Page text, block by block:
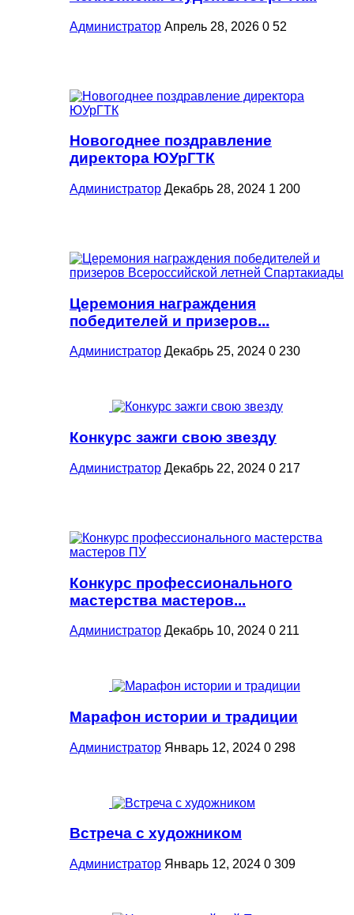
Администратор Апрель 28, 2026 0 52
Новогоднее поздравление
директора ЮУрГТК
Администратор Декабрь 28, 2024 1 200
Церемония награждения
победителей и призеров...
Администратор Декабрь 25, 2024 0 230
Конкурс зажги свою звезду
Администратор Декабрь 22, 2024 0 217
Конкурс профессионального
мастерства мастеров...
Администратор Декабрь 10, 2024 0 211
Марафон истории и традиции
Администратор Январь 12, 2024 0 298
Встреча с художником
Администратор Январь 12, 2024 0 309